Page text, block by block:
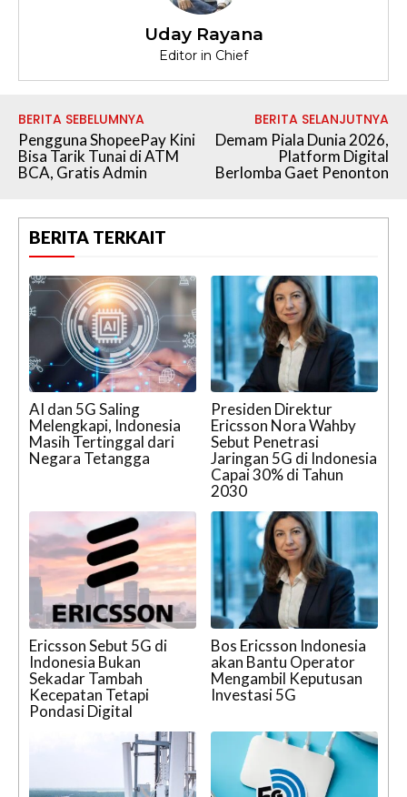
Uday Rayana
Editor in Chief
BERITA SEBELUMNYA
Pengguna ShopeePay Kini
Bisa Tarik Tunai di ATM
BCA, Gratis Admin
BERITA SELANJUTNYA
Demam Piala Dunia 2026,
Platform Digital
Berlomba Gaet Penonton
BERITA TERKAIT
AI dan 5G Saling
Melengkapi, Indonesia
Masih Tertinggal dari
Negara Tetangga
Presiden Direktur
Ericsson Nora Wahby
Sebut Penetrasi
Jaringan 5G di Indonesia
Capai 30% di Tahun
2030
Ericsson Sebut 5G di
Indonesia Bukan
Sekadar Tambah
Kecepatan Tetapi
Pondasi Digital
Bos Ericsson Indonesia
akan Bantu Operator
Mengambil Keputusan
Investasi 5G